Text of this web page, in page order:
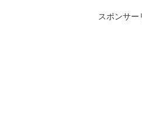
スポンサー